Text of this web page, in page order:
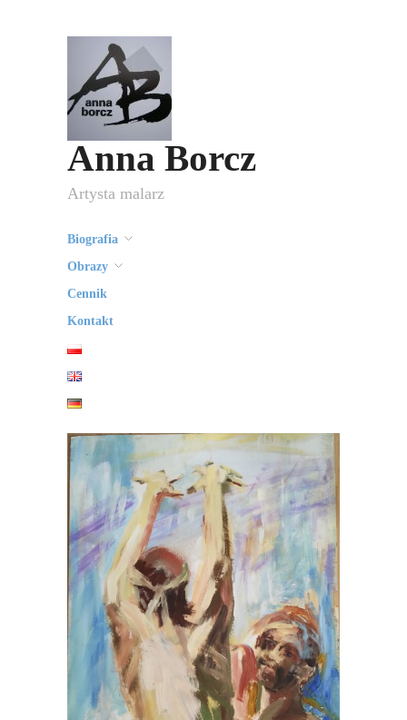
Anna Borcz
Artysta malarz
Biografia
Obrazy
Cennik
Kontakt